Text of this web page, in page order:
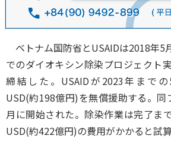
ベトナム国防省とUSAIDは2018年5
でのダイオキシン除染プロジェクト
締結した。USAIDが2023年まで
USD(約198億円)を無償援助する。
月に開始された。除染作業は完了ま
USD(約422億円)の費用がかかると試